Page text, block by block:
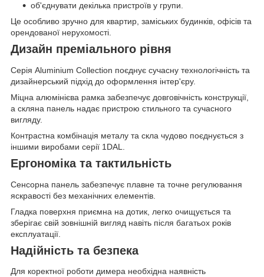
об'єднувати декілька пристроїв у групи.
Це особливо зручно для квартир, заміських будинків, офісів та
орендованої нерухомості.
Дизайн преміального рівня
Серія Aluminium Collection поєднує сучасну технологічність та
дизайнерський підхід до оформлення інтер'єру.
Міцна алюмінієва рамка забезпечує довговічність конструкції,
а скляна панель надає пристрою стильного та сучасного
вигляду.
Контрастна комбінація металу та скла чудово поєднується з
іншими виробами серії 1DAL.
Ергономіка та тактильність
Сенсорна панель забезпечує плавне та точне регулювання
яскравості без механічних елементів.
Гладка поверхня приємна на дотик, легко очищується та
зберігає свій зовнішній вигляд навіть після багатьох років
експлуатації.
Надійність та безпека
Для коректної роботи димера необхідна наявність